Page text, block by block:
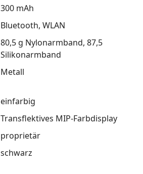
300 mAh
Bluetooth WLAN
80,5 g Nylonarmband 87,5
Silikonarmband
Metall
einfarbig
Transflektives MIP-Farbdisplay
proprietär
schwarz